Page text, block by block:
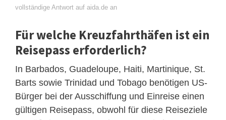
vollständige Antwort auf aida.de an
Für welche Kreuzfahrthäfen ist ein
Reisepass erforderlich?
In Barbados, Guadeloupe, Haiti, Martinique, St.
Barts sowie Trinidad und Tobago benötigen US-
Bürger bei der Ausschiffung und Einreise einen
gültigen Reisepass, obwohl für diese Reiseziele